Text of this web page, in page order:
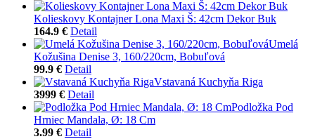
Kolieskovy Kontajner Lona Maxi Š: 42cm Dekor Buk
164.9 € Detail
Umelá
Kožušina Denise 3, 160/220cm, Bobuľová
99.9 € Detail
Vstavaná Kuchyňa Riga
3999 € Detail
Podložka Pod
Hrniec Mandala, Ø: 18 Cm
3.99 € Detail